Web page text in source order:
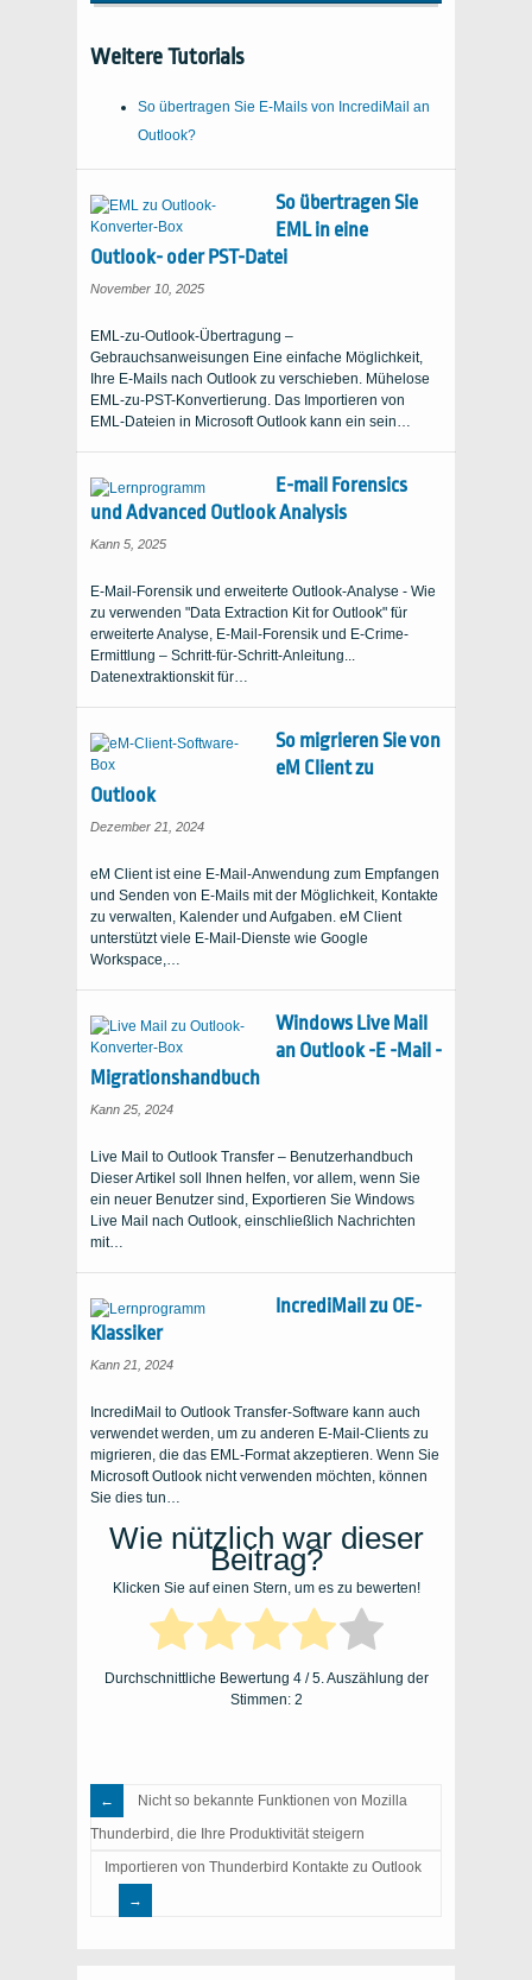
Weitere Tutorials
So übertragen Sie E-Mails von IncrediMail an
Outlook?
So übertragen Sie
EML in eine
Outlook- oder PST-Datei
November 10, 2025
EML-zu-Outlook-Übertragung –
Gebrauchsanweisungen Eine einfache Möglichkeit,
Ihre E-Mails nach Outlook zu verschieben. Mühelose
EML-zu-PST-Konvertierung. Das Importieren von
EML-Dateien in Microsoft Outlook kann ein sein…
E-mail Forensics
und Advanced Outlook Analysis
Kann 5, 2025
E-Mail-Forensik und erweiterte Outlook-Analyse - Wie
zu verwenden "Data Extraction Kit for Outlook" für
erweiterte Analyse, E-Mail-Forensik und E-Crime-
Ermittlung – Schritt-für-Schritt-Anleitung...
Datenextraktionskit für…
So migrieren Sie von
eM Client zu
Outlook
Dezember 21, 2024
eM Client ist eine E-Mail-Anwendung zum Empfangen
und Senden von E-Mails mit der Möglichkeit, Kontakte
zu verwalten, Kalender und Aufgaben. eM Client
unterstützt viele E-Mail-Dienste wie Google
Workspace,…
Windows Live Mail
an Outlook -E -Mail -
Migrationshandbuch
Kann 25, 2024
Live Mail to Outlook Transfer – Benutzerhandbuch
Dieser Artikel soll Ihnen helfen, vor allem, wenn Sie
ein neuer Benutzer sind, Exportieren Sie Windows
Live Mail nach Outlook, einschließlich Nachrichten
mit…
IncrediMail zu OE-
Klassiker
Kann 21, 2024
IncrediMail to Outlook Transfer-Software kann auch
verwendet werden, um zu anderen E-Mail-Clients zu
migrieren, die das EML-Format akzeptieren. Wenn Sie
Microsoft Outlook nicht verwenden möchten, können
Sie dies tun…
Wie nützlich war dieser
Beitrag?
Klicken Sie auf einen Stern, um es zu bewerten!
Durchschnittliche Bewertung 4/ 5. Auszählung der
Stimmen: 2
Nicht so bekannte Funktionen von Mozilla
Thunderbird, die Ihre Produktivität steigern
Importieren von Thunderbird Kontakte zu Outlook